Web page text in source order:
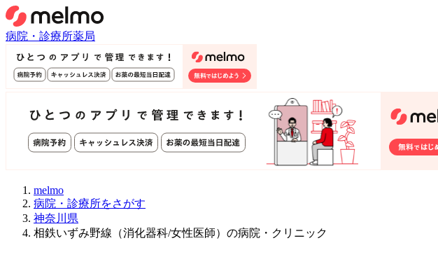
病院・診療所薬局
melmo
病院・診療所をさがす
神奈川県
相鉄いずみ野線（消化器科/女性医師）の病院・クリニック